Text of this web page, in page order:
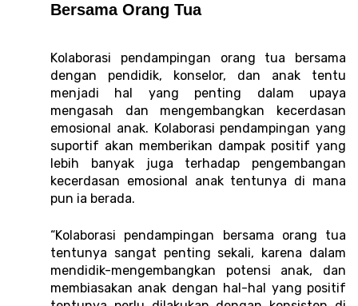
Bersama Orang Tua
Kolaborasi pendampingan orang tua bersama
dengan pendidik, konselor, dan anak tentu
menjadi hal yang penting dalam upaya
mengasah dan mengembangkan kecerdasan
emosional anak. Kolaborasi pendampingan yang
suportif akan memberikan dampak positif yang
lebih banyak juga terhadap pengembangan
kecerdasan emosional anak tentunya di mana
pun ia berada.
“Kolaborasi pendampingan bersama orang tua
tentunya sangat penting sekali, karena dalam
mendidik-mengembangkan potensi anak, dan
membiasakan anak dengan hal-hal yang positif